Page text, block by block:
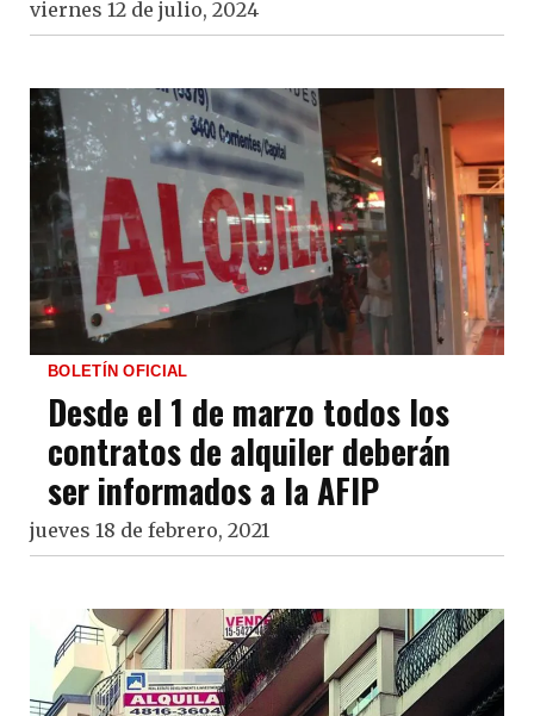
viernes 12 de julio, 2024
BOLETÍN OFICIAL
Desde el 1 de marzo todos los
contratos de alquiler deberán
ser informados a la AFIP
jueves 18 de febrero, 2021